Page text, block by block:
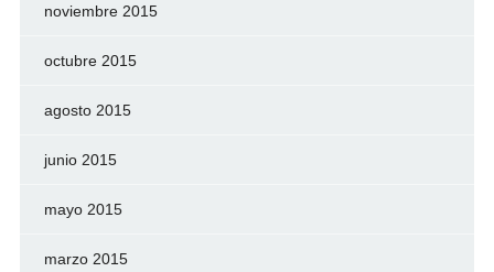
noviembre 2015
octubre 2015
agosto 2015
junio 2015
mayo 2015
marzo 2015